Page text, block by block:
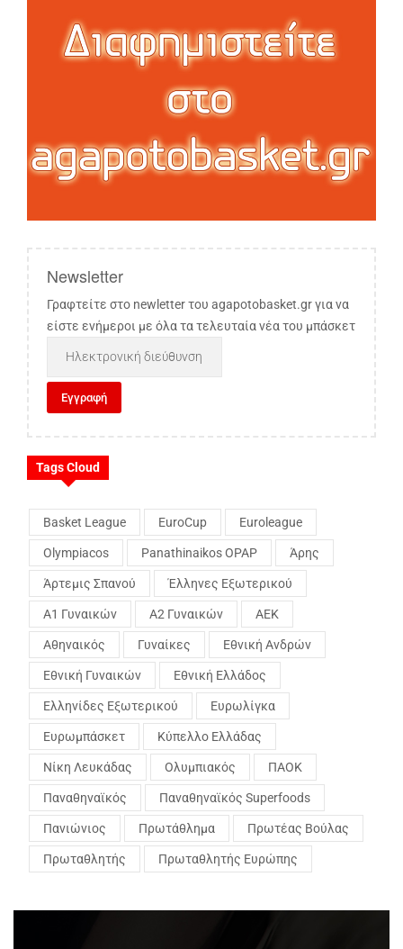
Newsletter
Γραφτείτε στο newletter του agapotobasket.gr για να
είστε ενήμεροι με όλα τα τελευταία νέα του μπάσκετ
Tags Cloud
Basket League EuroCup Euroleague
Olympiacos Panathinaikos OPAP Άρης
Άρτεμις Σπανού Έλληνες Εξωτερικού
Α1 Γυναικών Α2 Γυναικών ΑΕΚ
Αθηναικός Γυναίκες Εθνική Ανδρών
Εθνική Γυναικών Εθνική Ελλάδος
Ελληνίδες Εξωτερικού Ευρωλίγκα
Ευρωμπάσκετ Κύπελλο Ελλάδας
Νίκη Λευκάδας Ολυμπιακός ΠΑΟΚ
Παναθηναϊκός Παναθηναϊκός Superfoods
Πανιώνιος Πρωτάθλημα Πρωτέας Βούλας
Πρωταθλητής Πρωταθλητής Ευρώπης